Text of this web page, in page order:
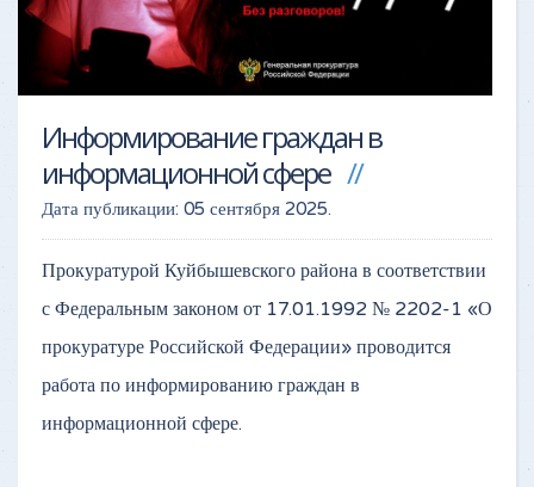
Информирование граждан в
информационной сфере
Дата публикации: 05 сентября 2025.
Прокуратурой Куйбышевского района в соответствии
с Федеральным законом от 17.01.1992 № 2202-1 «О
прокуратуре Российской Федерации» проводится
работа по информированию граждан в
информационной сфере.